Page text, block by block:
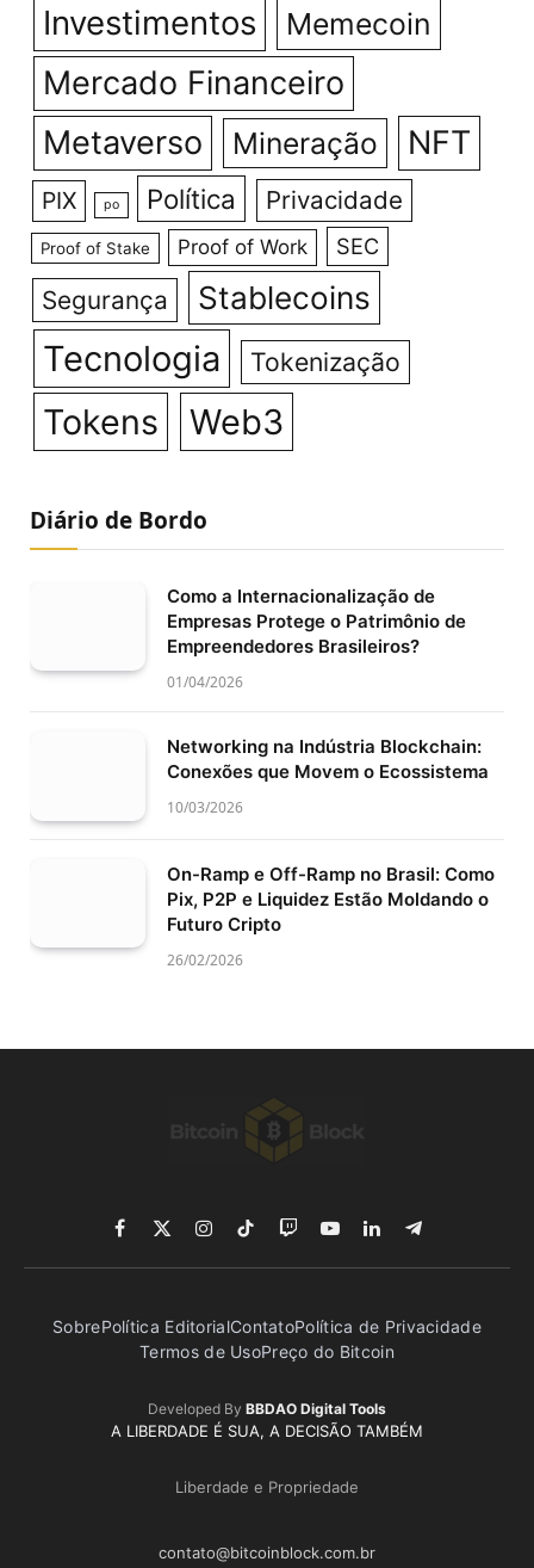
Investimentos Memecoin
Mercado Financeiro
Metaverso
Mineração NFT
PIX po Política Privacidade
Proof of Stake Proof of Work SEC
Segurança Stablecoins
Tecnologia Tokenização
Tokens Web3
Diário de Bordo
Como a Internacionalização de
Empresas Protege o Patrimônio de
Empreendedores Brasileiros?
01/04/2026
Networking na Indústria Blockchain:
Conexões que Movem o Ecossistema
10/03/2026
On-Ramp e Off-Ramp no Brasil: Como
Pix, P2P e Liquidez Estão Moldando o
Futuro Cripto
26/02/2026
Facebook
X
(Twitter)
Instagram
TikTokTwitchYouTubeLinkedInTelegram
SobrePolítica EditorialContatoPolítica de Privacidade
Termos de UsoPreço do Bitcoin
Developed By BBDAO Digital Tools
A LIBERDADE É SUA, A DECISÃO TAMBÉM
Liberdade e Propriedade
contato@bitcoinblock.com.br